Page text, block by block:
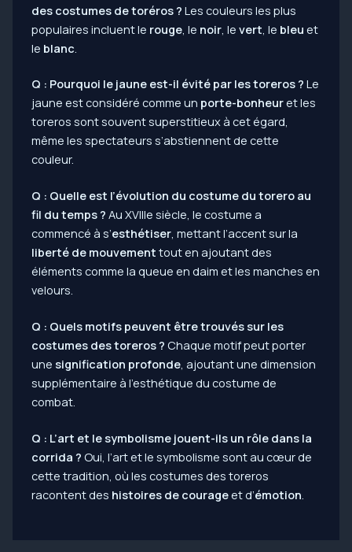
des costumes de toréros ? Les couleurs les plus
populaires incluent le rouge, le noir, le vert , le bleu et
le blanc
Q : Pourquoi le jaune est-il évité par les toreros ? Le
jaune est considéré comme un porte-bonheuret les
toreros sont souvent superstitieux à cet égard,
même les spectateurs s’abstiennent de cette
couleur.
Q : Quelle est l’évolution du costume du torero au
fil du temps ? Au XVIIIe siècle, le costume a
commencé à s’esthétiser, mettant l’accent sur la
liberté de mouvement tout en ajoutant des
éléments comme la queue en daim et les manches en
velours.
Q : Quels motifs peuvent être trouvés sur les
costumes des toreros ? Chaque motif peut porter
une signification profonde, ajoutant une dimension
supplémentaire à l’esthétique du costume de
combat.
Q : L’art et le symbolisme jouent-ils un rôle dans la
corrida ? Oui, l’art et le symbolisme sont au cœur de
cette tradition, où les costumes des toreros
racontent des histoires de courageet d’émotion.